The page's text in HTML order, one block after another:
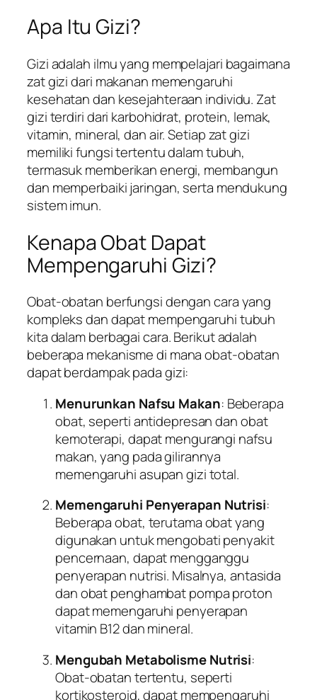
Apa Itu Gizi?
Gizi adalah ilmu yang mempelajari bagaimana
zat gizi dari makanan memengaruhi
kesehatan dan kesejahteraan individu. Zat
gizi terdiri dari karbohidrat, protein, lemak,
vitamin, mineral, dan air. Setiap zat gizi
memiliki fungsi tertentu dalam tubuh,
termasuk memberikan energi, membangun
dan memperbaiki jaringan, serta mendukung
sistem imun.
Kenapa Obat Dapat
Mempengaruhi Gizi?
Obat-obatan berfungsi dengan cara yang
kompleks dan dapat mempengaruhi tubuh
kita dalam berbagai cara. Berikut adalah
beberapa mekanisme di mana obat-obatan
dapat berdampak pada gizi:
Menurunkan Nafsu Makan: Beberapa
obat, seperti antidepresan dan obat
kemoterapi, dapat mengurangi nafsu
makan, yang pada gilirannya
memengaruhi asupan gizi total.
Memengaruhi Penyerapan Nutrisi:
Beberapa obat, terutama obat yang
digunakan untuk mengobati penyakit
pencernaan, dapat mengganggu
penyerapan nutrisi. Misalnya, antasida
dan obat penghambat pompa proton
dapat memengaruhi penyerapan
vitamin B12 dan mineral.
Mengubah Metabolisme Nutrisi:
Obat-obatan tertentu, seperti
kortikosteroid, dapat mempengaruhi